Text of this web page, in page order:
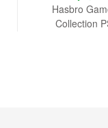
Hasbro
Collection